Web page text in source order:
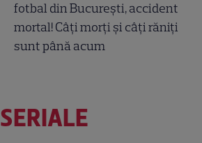
fotbal din București, accident
mortal! Câți morți și câți răniți
sunt până acum
SERIALE